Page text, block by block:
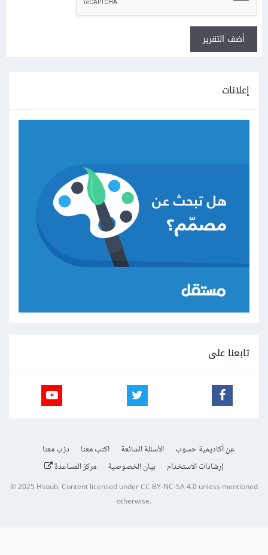
أضف التقرير
إعلانات
تابعنا على
عن أكاديمية حسوب الأسئلة الشائعة اكتب معنا
درّب معنا
إرشادات الاستخدام
بيان الخصوصية مركز المساعدة
© 2025 Hsoub.Content licensed underCC BY-NC-SA 4.0unless mentioned
otherwise.